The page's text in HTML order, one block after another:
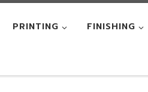
PRINTING FINISHING